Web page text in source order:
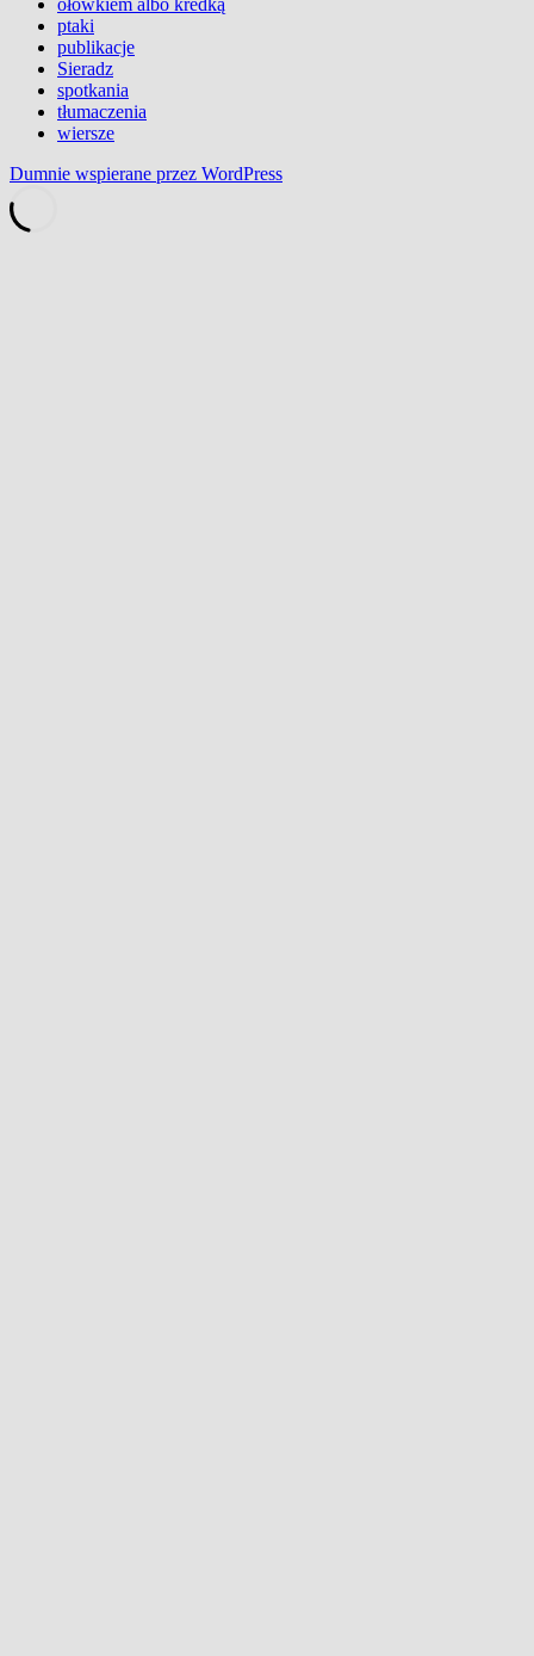
ołówkiem albo kredką
ptaki
publikacje
Sieradz
spotkania
tłumaczenia
wiersze
Dumnie wspierane przez WordPress